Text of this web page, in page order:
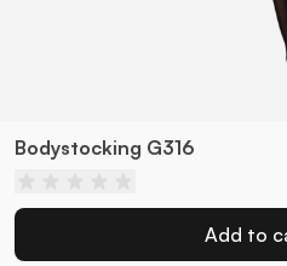
Bodystocking G316
Add to